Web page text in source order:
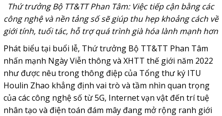
Thứ trưởng Bộ TT&TT Phan Tâm: Việc tiếp cận bằng các
công nghệ và nền tảng số sẽ giúp thu hẹp khoảng cách về
giới tính, tuổi tác, hỗ trợ quá trình già hóa lành mạnh hơn
Phát biểu tại buổi lễ, Thứ trưởng Bộ TT&TT Phan Tâm
nhấn mạnh Ngày Viễn thông và XHTT thế giới năm 2022
như được nêu trong thông điệp của Tổng thư ký ITU
Houlin Zhao khẳng định vai trò và tầm nhìn quan trọng
của các công nghệ số từ 5G, Internet vạn vật đến trí tuệ
nhân tạo và điện toán đám mây đang mở rộng ranh giới